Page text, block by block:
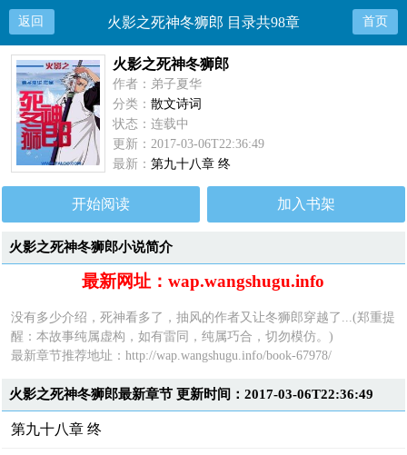
返回 火影之死神冬狮郎 目录共98章 首页
火影之死神冬狮郎
作者：弟子夏华
分类：散文诗词
状态：连载中
更新：2017-03-06T22:36:49
最新：第九十八章 终
开始阅读 加入书架
火影之死神冬狮郎小说简介
最新网址：wap.wangshugu.info
没有多少介绍，死神看多了，抽风的作者又让冬狮郎穿越了...(郑重提
醒：本故事纯属虚构，如有雷同，纯属巧合，切勿模仿。)
最新章节推荐地址：http://wap.wangshugu.info/book-67978/
火影之死神冬狮郎最新章节 更新时间：2017-03-06T22:36:49
第九十八章 终